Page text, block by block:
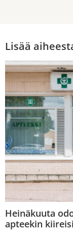
Lisää
Heinäkuuta
apteekin